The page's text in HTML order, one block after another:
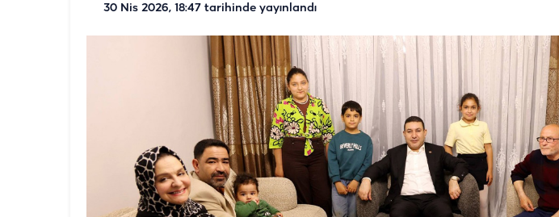
30 Nis 2026, 18:47 tarihinde yayınlandı